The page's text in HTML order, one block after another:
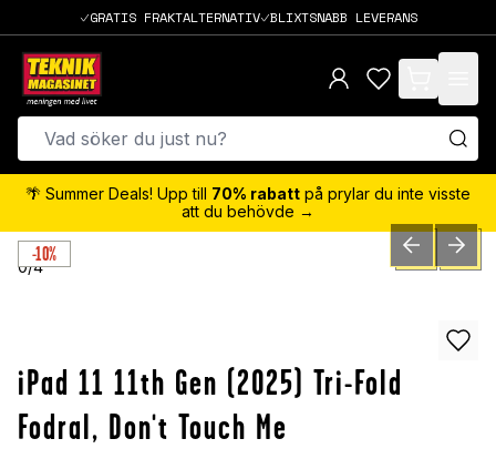
GRATIS FRAKTALTERNATIV BLIXTSNABB LEVERANS
items in cart,
🌴 Summer Deals! Upp till 70% rabatt på prylar du inte visste
att du behövde →
-10%
0/4 PREVIOUSNEXT
iPad 11 11th Gen (2025) Tri-Fold
Fodral, Don't Touch Me